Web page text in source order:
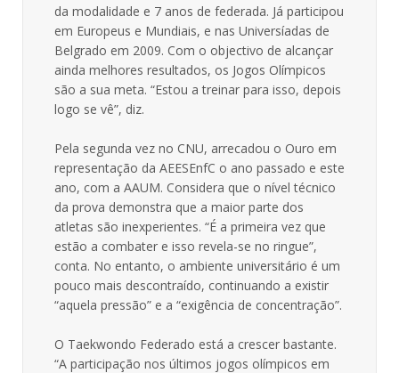
da modalidade e 7 anos de federada. Já participou
em Europeus e Mundiais, e nas Universíadas de
Belgrado em 2009. Com o objectivo de alcançar
ainda melhores resultados, os Jogos Olímpicos
são a sua meta. “Estou a treinar para isso, depois
logo se vê”, diz.
Pela segunda vez no CNU, arrecadou o Ouro em
representação da AEESEnfC o ano passado e este
ano, com a AAUM. Considera que o nível técnico
da prova demonstra que a maior parte dos
atletas são inexperientes. “É a primeira vez que
estão a combater e isso revela-se no ringue”,
conta. No entanto, o ambiente universitário é um
pouco mais descontraído, continuando a existir
“aquela pressão” e a “exigência de concentração”.
O Taekwondo Federado está a crescer bastante.
“A participação nos últimos jogos olímpicos em